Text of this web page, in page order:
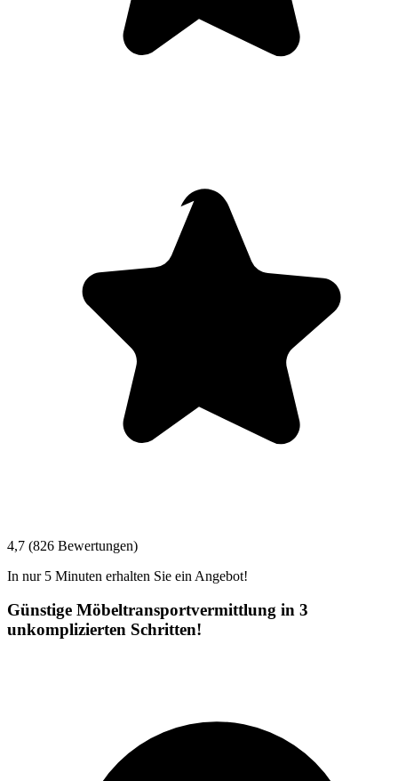
4,7 (826 Bewertungen)
In nur 5 Minuten erhalten Sie ein Angebot!
Günstige Möbeltransportvermittlung in 3
unkomplizierten Schritten!